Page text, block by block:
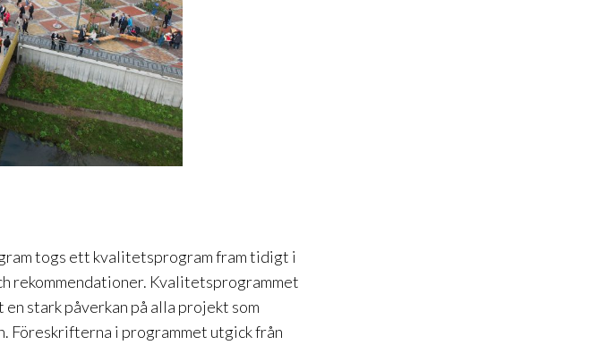
togs ett kvalitetsprogram fram tidigt i
rekommendationer. Kvalitetsprogrammet
stark påverkan på alla projekt som
Föreskrifterna i programmet utgick från